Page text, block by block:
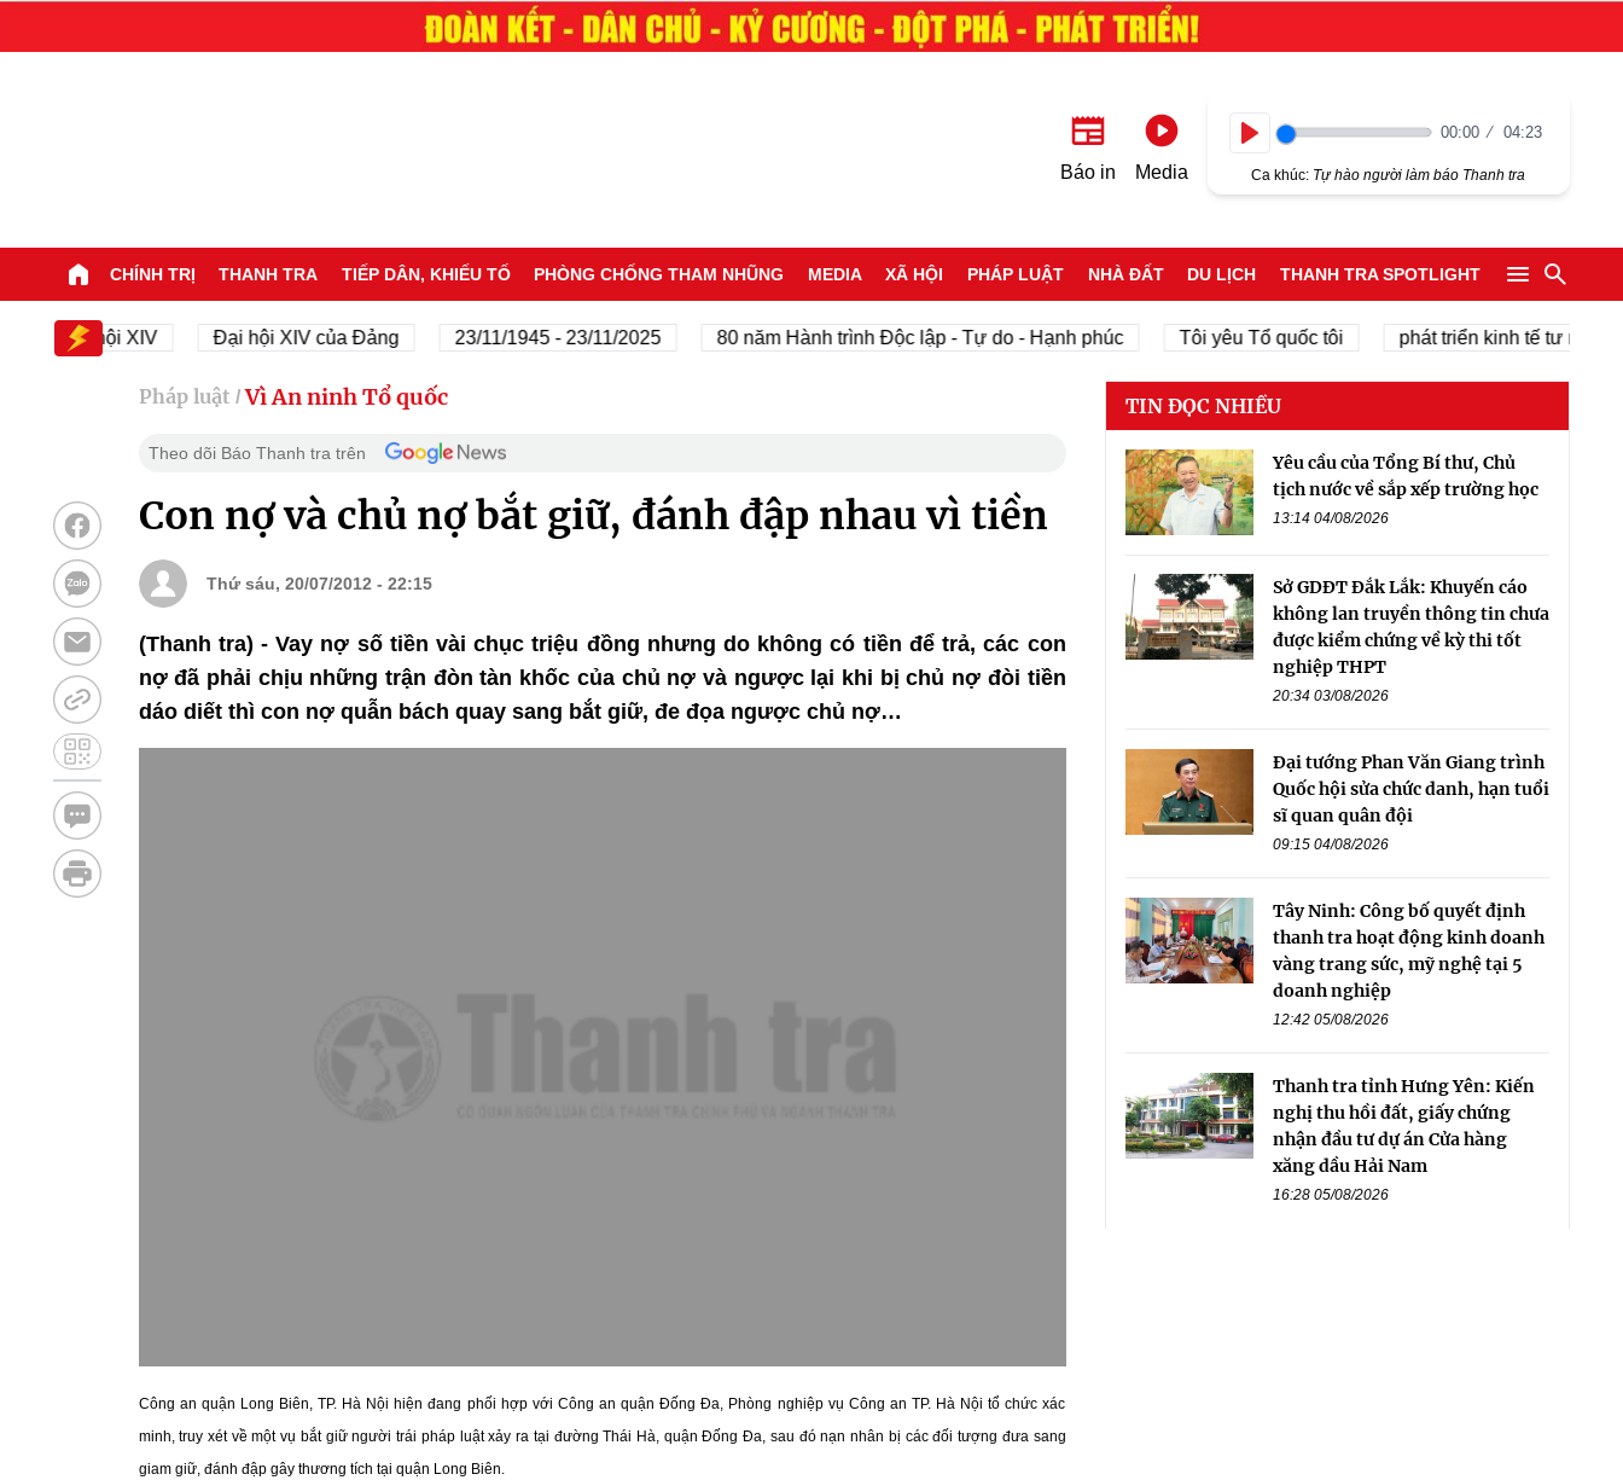
Báo in Media
00:00 04:23
Ca khúc: Tự hào người làm báo Thanh tra
CHÍNH TRỊ THANH TRA TIẾP DÂN, KHIẾU TỐ PHÒNG CHỐNG THAM NHŨNG MEDIA XÃ HỘI PHÁP LUẬT NHÀ ĐẤT DU LỊCH THANH TRA SPOTLIGHT
Đại hội XIV Đại hội XIV của Đảng 23/11/1945 - 23/11/2025 80 năm Hành trình Độc lập - Tự do - Hạnh phúc Tôi yêu Tổ quốc tôi phát triển kinh tế tư nhân
Pháp luật / Vì An ninh Tổ quốc
Theo dõi Báo Thanh tra trên
Con nợ và chủ nợ bắt giữ, đánh đập nhau vì tiền
Thứ sáu, 20/07/2012 - 22:15
(Thanh tra) - Vay nợ số tiền vài chục triệu đồng nhưng do không có tiền để trả, các con
nợ đã phải chịu những trận đòn tàn khốc của chủ nợ và ngược lại khi bị chủ nợ đòi tiền
dáo diết thì con nợ quẫn bách quay sang bắt giữ, đe đọa ngược chủ nợ…
Công an quận Long Biên, TP. Hà Nội hiện đang phối hợp với Công an quận Đống Đa, Phòng nghiệp vụ Công an TP. Hà Nội tổ chức xác
minh, truy xét về một vụ bắt giữ người trái pháp luật xảy ra tại đường Thái Hà, quận Đống Đa, sau đó nạn nhân bị các đối tượng đưa sang
giam giữ, đánh đập gây thương tích tại quận Long Biên.
TIN ĐỌC NHIỀU
Yêu cầu của Tổng Bí thư, Chủ
tịch nước về sắp xếp trường học
13:14 04/08/2026
Sở GDĐT Đắk Lắk: Khuyến cáo
không lan truyền thông tin chưa
được kiểm chứng về kỳ thi tốt
nghiệp THPT
20:34 03/08/2026
Đại tướng Phan Văn Giang trình
Quốc hội sửa chức danh, hạn tuổi
sĩ quan quân đội
09:15 04/08/2026
Tây Ninh: Công bố quyết định
thanh tra hoạt động kinh doanh
vàng trang sức, mỹ nghệ tại 5
doanh nghiệp
12:42 05/08/2026
Thanh tra tỉnh Hưng Yên: Kiến
nghị thu hồi đất, giấy chứng
nhận đầu tư dự án Cửa hàng
xăng dầu Hải Nam
16:28 05/08/2026